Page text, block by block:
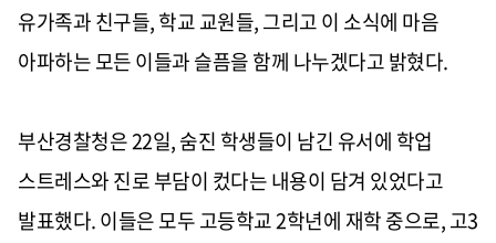
유가족과 친구들, 학교 교원들, 그리고 이 소식에 마음
아파하는 모든 이들과 슬픔을 함께 나누겠다고 밝혔다.
부산경찰청은 22일, 숨진 학생들이 남긴 유서에 학업
스트레스와 진로 부담이 컸다는 내용이 담겨 있었다고
발표했다. 이들은 모두 고등학교 2학년에 재학 중으로, 고3